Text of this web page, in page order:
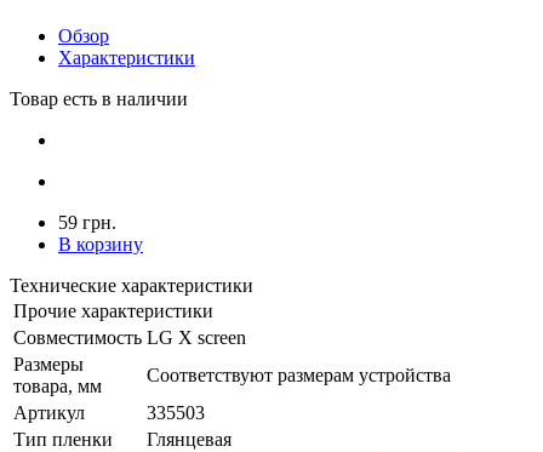
Обзор
Характеристики
Товар есть в наличии
59 грн.
В корзину
Технические характеристики
Прочие характеристики
Совместимость LG X screen
Размеры
товара, мм
Соответствуют размерам устройства
Артикул
335503
Тип пленки
Глянцевая